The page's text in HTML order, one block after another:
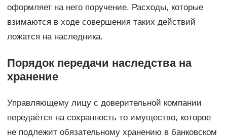
оформляет на него поручение. Расходы, которые
взимаются в ходе совершения таких действий
ложатся на наследника.
Порядок передачи наследства на
хранение
Управляющему лицу с доверительной компании
передаётся на сохранность то имущество, которое
не подлежит обязательному хранению в банковском